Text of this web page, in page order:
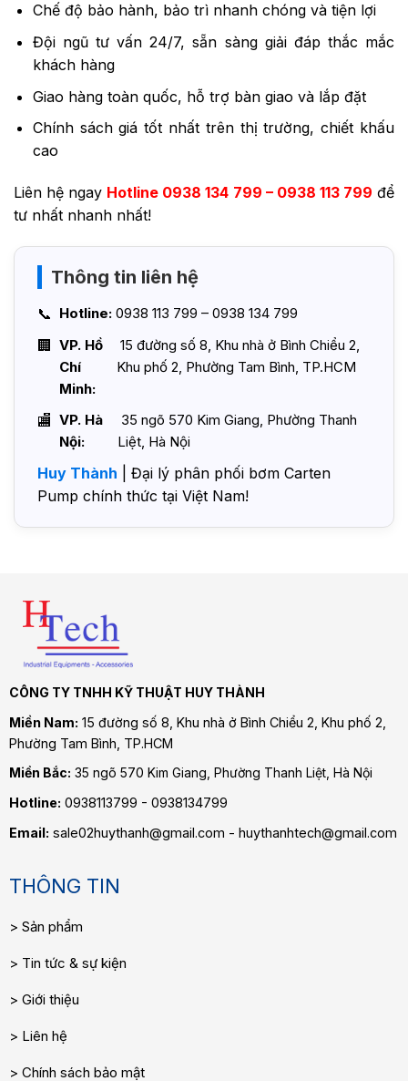
Chế độ bảo hành, bảo trì nhanh chóng và tiện lợi
Đội ngũ tư vấn 24/7, sẵn sàng giải đáp thắc mắc
khách hàng
Giao hàng toàn quốc, hỗ trợ bàn giao và lắp đặt
Chính sách giá tốt nhất trên thị trường, chiết khấu
cao
Liên hệ ngay Hotline 0938 134 799 – 0938 113 799 để
tư nhất nhanh nhất!
Thông tin liên hệ
Hotline: 0938 113 799 – 0938 134 799
VP. Hồ
Chí
Minh:
15 đường số 8, Khu nhà ở Bình Chiểu 2,
Khu phố 2, Phường Tam Bình, TP.HCM
VP. Hà
Nội:
35 ngõ 570 Kim Giang, Phường Thanh
Liệt, Hà Nội
Huy Thành | Đại lý phân phối bơm Carten
Pump chính thức tại Việt Nam!
CÔNG TY TNHH KỸ THUẬT HUY THÀNH
Miền Nam: 15 đường số 8, Khu nhà ở Bình Chiểu 2, Khu phố 2,
Phường Tam Bình, TP.HCM
Miền Bắc: 35 ngõ 570 Kim Giang, Phường Thanh Liệt, Hà Nội
Hotline: 0938113799 - 0938134799
Email: sale02huythanh@gmail.com - huythanhtech@gmail.com
THÔNG TIN
Sản phẩm
Tin tức & sự kiện
Giới thiệu
Liên hệ
Chính sách bảo mật